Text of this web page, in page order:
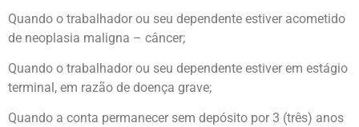
Quando o trabalhador ou seu dependente estiver acometido
de neoplasia maligna – câncer;
Quando o trabalhador ou seu dependente estiver em estágio
terminal, em razão de doença grave;
Quando a conta permanecer sem depósito por 3 (três) anos